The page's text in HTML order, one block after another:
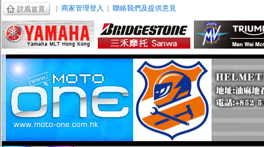
商家管理登入 聯絡我們及提供意見